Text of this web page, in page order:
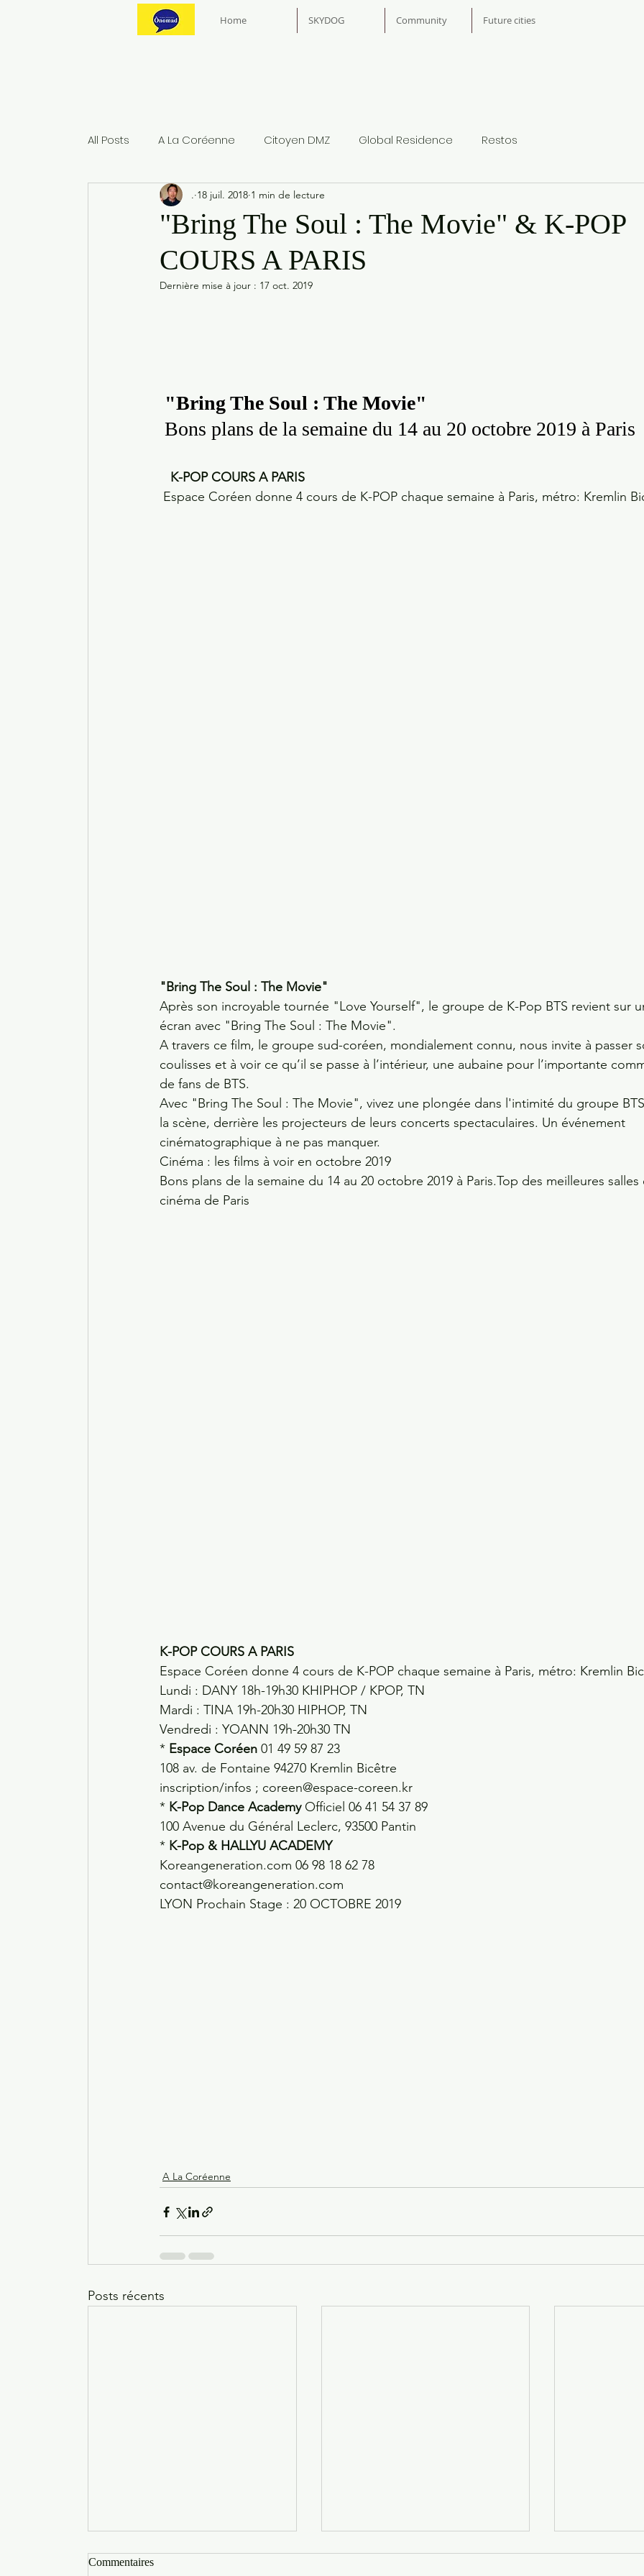
Home SKYDOG Community Future cities
All Posts A La Coréenne Citoyen DMZ Global Residence Restos
"Bring The Soul : The Movie" & K-POP
COURS A PARIS
. 18 juil. 2018 1 min de lecture
Dernière mise à jour : 17 oct. 2019
"Bring The Soul : The Movie"
Bons plans de la semaine du 14 au 20 octobre 2019 à Paris
   K-POP COURS A PARIS
Espace Coréen donne 4 cours de K-POP chaque semaine à Paris, métro: Kremlin
"Bring The Soul : The Movie"
Après son incroyable tournée "Love Yourself", le groupe de K-Pop BTS revient sur
écran avec "Bring The Soul : The Movie".
A travers ce film, le groupe sud-coréen, mondialement connu, nous invite à passer
coulisses et à voir ce qu’il se passe à l’intérieur, une aubaine pour l’importante
de fans de BTS.
Avec "Bring The Soul : The Movie", vivez une plongée dans l'intimité du groupe
la scène, derrière les projecteurs de leurs concerts spectaculaires. Un événement
cinématographique à ne pas manquer.
Cinéma : les films à voir en octobre 2019
Bons plans de la semaine du 14 au 20 octobre 2019 à Paris.Top des meilleures salles
cinéma de Paris
K-POP COURS A PARIS
Espace Coréen donne 4 cours de K-POP chaque semaine à Paris, métro: Kremlin
Lundi : DANY 18h-19h30 KHIPHOP / KPOP, TN
Mardi : TINA 19h-20h30 HIPHOP, TN
Vendredi : YOANN 19h-20h30 TN
* Espace Coréen 01 49 59 87 23
108 av. de Fontaine 94270 Kremlin Bicêtre
inscription/infos ; coreen@espace-coreen.kr
* K-Pop Dance Academy Officiel 06 41 54 37 89
100 Avenue du Général Leclerc, 93500 Pantin
* K-Pop & HALLYU ACADEMY
Koreangeneration.com 06 98 18 62 78
contact@koreangeneration.com
LYON Prochain Stage : 20 OCTOBRE 2019
A La Coréenne
Posts récents
Commentaires